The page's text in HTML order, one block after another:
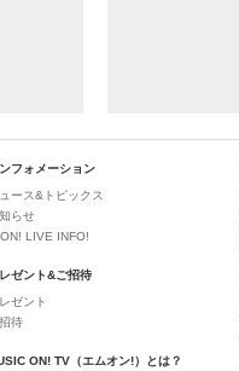
フォメーション
ース&トピックス
らせ
LIVE INFO!
ゼント&ご招待
ゼント
待
ON! TV（エムオン!）とは？